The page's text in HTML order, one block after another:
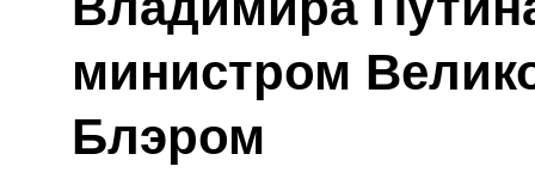
министром
Блэром